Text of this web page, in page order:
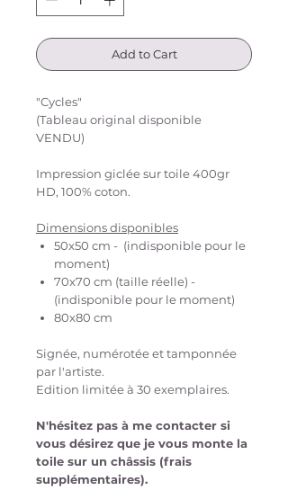
Add to Cart
"Cycles"
(Tableau original disponible
VENDU)
Impression giclée sur toile 400gr
HD, 100% coton.
Dimensions disponibles
50x50 cm - (indisponible pour le
moment)
70x70 cm (taille réelle) -
(indisponible pour le moment)
80x80 cm
Signée, numérotée et tamponnée
par l'artiste.
Edition limitée à 30 exemplaires.
N'hésitez pas à me contacter si
vous désirez que je vous monte la
toile sur un châssis (frais
supplémentaires).